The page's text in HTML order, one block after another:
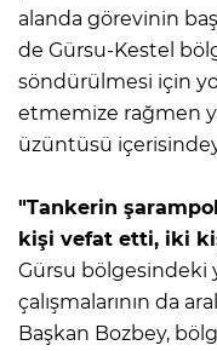
alanda görevinin
de Gürsu-Kestel
söndürülmesi için
etmemize rağmen
üzüntüsü
"Tankerin
kişi vefat etti, iki
Gürsu bölgesindeki
çalışmalarının da
Başkan Bozbey,